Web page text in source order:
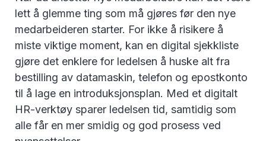
lett å glemme ting som må gjøres før den nye
medarbeideren starter. For ikke å risikere å
miste viktige moment, kan en digital sjekkliste
gjøre det enklere for ledelsen å huske alt fra
bestilling av datamaskin, telefon og epostkonto
til å lage en introduksjonsplan. Med et digitalt
HR-verktøy sparer ledelsen tid, samtidig som
alle får en mer smidig og god prosess ved